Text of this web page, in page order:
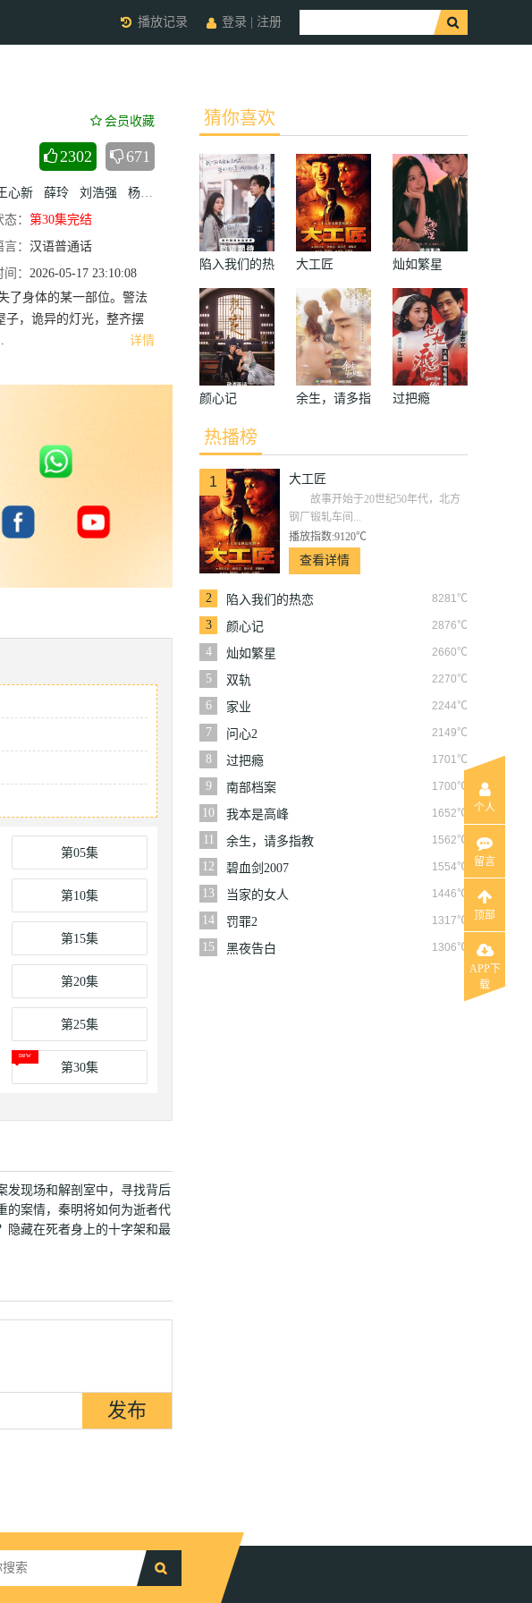
登录 注册
播放记录
会员收藏
2302 671
心新 薛玲 刘浩强 杨骏 邱箫婵 孙硕 吾晟赫 罗兰 杜世海 余红君 冉易居
态： 第30集完结
言： 汉语普通话
间： 2026-05-17 23:10:08
详情
了身体的某一部位。警法
子，诡异的灯光，整齐摆
第05集
第10集
第15集
第20集
第25集
第30集
发现场和解剖室中，寻找背后
的案情，秦明将如何为逝者代
隐藏在死者身上的十字架和最
猜你喜欢
陷入我们的热
恋
大工匠 灿如繁星
颜心记
余生，请多指
过把瘾
热播榜
1 大工匠
故事开始于20世纪50年代，北方
钢厂锻轧车间...
播放指数:9120℃
查看详情
2 8281℃
陷入我们的热恋
3
2876℃
颜心记
4
2660℃
灿如繁星
5
2270℃
双轨
6
2244℃
家业
7
2149℃
问心2
8
1701℃
过把瘾
9
1700℃
南部档案
10
1652℃
我本是高峰
11
1562℃
余生，请多指教
12
1554℃
碧血剑2007
13
1446℃
当家的女人
14
1317℃
罚罪2
15
1306℃
黑夜告白
个人
留言
顶部
APP下
载